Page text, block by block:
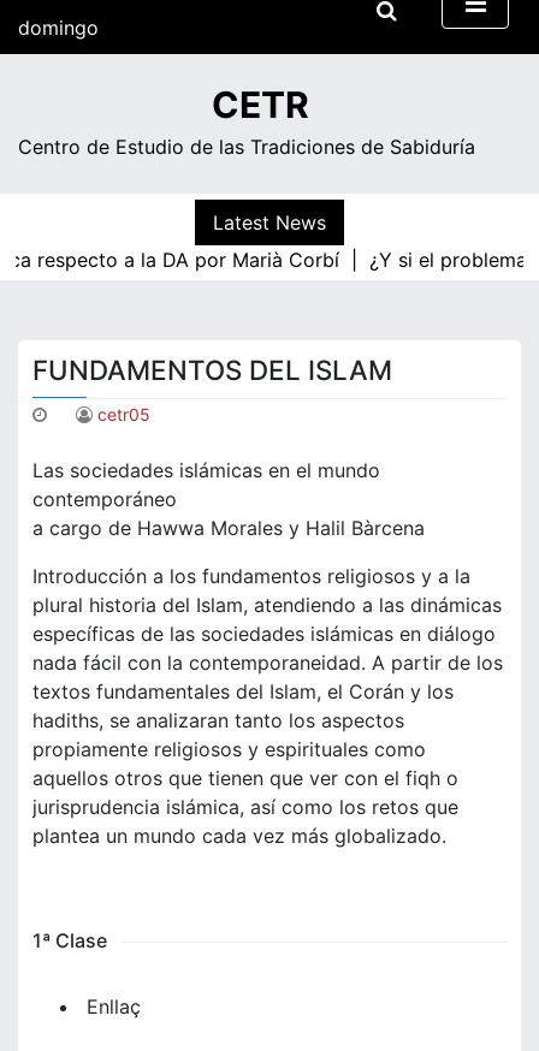
domingo
CETR
Centro de Estudio de las Tradiciones de Sabiduría
Latest News
respecto a la DA por Marià Corbí |
¿Y si el problema
FUNDAMENTOS DEL ISLAM
cetr05
Las sociedades islámicas en el mundo
contemporáneo
a cargo de Hawwa Morales y Halil Bàrcena
Introducción a los fundamentos religiosos y a la
plural historia del Islam, atendiendo a las dinámicas
específicas de las sociedades islámicas en diálogo
nada fácil con la contemporaneidad. A partir de los
textos fundamentales del Islam, el Corán y los
hadiths, se analizaran tanto los aspectos
propiamente religiosos y espirituales como
aquellos otros que tienen que ver con el fiqh o
jurisprudencia islámica, así como los retos que
plantea un mundo cada vez más globalizado.
1ª Clase
Enllaç